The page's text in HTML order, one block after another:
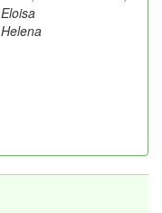
Eloisa
Helena